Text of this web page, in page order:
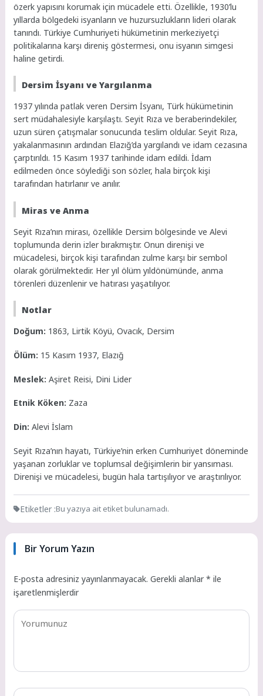
özerk yapısını korumak için mücadele etti. Özellikle, 1930’lu
yıllarda bölgedeki isyanların ve huzursuzlukların lideri olarak
tanındı. Türkiye Cumhuriyeti hükümetinin merkeziyetçi
politikalarına karşı direniş göstermesi, onu isyanın simgesi
haline getirdi.
Dersim İsyanı ve Yargılanma
1937 yılında patlak veren Dersim İsyanı, Türk hükümetinin
sert müdahalesiyle karşılaştı. Seyit Rıza ve beraberindekiler,
uzun süren çatışmalar sonucunda teslim oldular. Seyit Rıza,
yakalanmasının ardından Elazığ’da yargılandı ve idam cezasına
çarptırıldı. 15 Kasım 1937 tarihinde idam edildi. İdam
edilmeden önce söylediği son sözler, hala birçok kişi
tarafından hatırlanır ve anılır.
Miras ve Anma
Seyit Rıza’nın mirası, özellikle Dersim bölgesinde ve Alevi
toplumunda derin izler bırakmıştır. Onun direnişi ve
mücadelesi, birçok kişi tarafından zulme karşı bir sembol
olarak görülmektedir. Her yıl ölüm yıldönümünde, anma
törenleri düzenlenir ve hatırası yaşatılıyor.
Notlar
Doğum: 1863, Lirtik Köyü, Ovacık, Dersim
Ölüm: 15 Kasım 1937, Elazığ
Meslek: Aşiret Reisi, Dini Lider
Etnik Köken: Zaza
Din: Alevi İslam
Seyit Rıza’nın hayatı, Türkiye’nin erken Cumhuriyet döneminde
yaşanan zorluklar ve toplumsal değişimlerin bir yansıması.
Direnişi ve mücadelesi, bugün hala tartışılıyor ve araştırılıyor.
Etiketler :Bu yazıya ait etiket bulunamadı.
Bir Yorum Yazın
E-posta adresiniz yayınlanmayacak. Gerekli alanlar* ile
işaretlenmişlerdir